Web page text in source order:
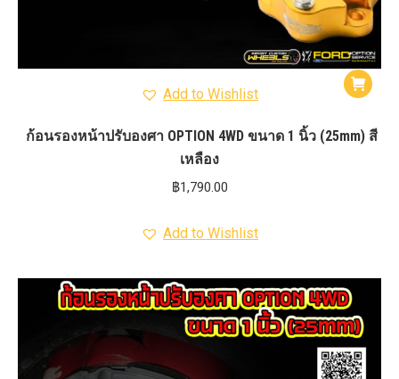
Add to Wishlist
ก้อนรองหน้าปรับองศา OPTION 4WD ขนาด 1 นิ้ว (25mm) สี
เหลือง
฿1,790.00
Add to Wishlist